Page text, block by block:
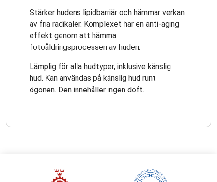
Stärker hudens lipidbarriär och hämmar verkan
av fria radikaler. Komplexet har en anti-aging
effekt genom att hämma
fotoåldringsprocessen av huden.
Lämplig för alla hudtyper, inklusive känslig
hud. Kan användas på känslig hud runt
ögonen. Den innehåller ingen doft.